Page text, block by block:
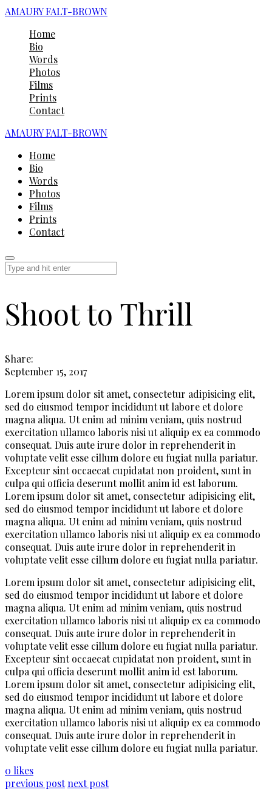
AMAURY FALT-BROWN
Home
Bio
Words
Photos
Films
Prints
Contact
AMAURY FALT-BROWN
Home
Bio
Words
Photos
Films
Prints
Contact
Shoot to Thrill
Share:
September 15, 2017
Lorem ipsum dolor sit amet, consectetur adipisicing elit,
sed do eiusmod tempor incididunt ut labore et dolore
magna aliqua. Ut enim ad minim veniam, quis nostrud
exercitation ullamco laboris nisi ut aliquip ex ea commodo
consequat. Duis aute irure dolor in reprehenderit in
voluptate velit esse cillum dolore eu fugiat nulla pariatur.
Excepteur sint occaecat cupidatat non proident, sunt in
culpa qui officia deserunt mollit anim id est laborum.
Lorem ipsum dolor sit amet, consectetur adipisicing elit,
sed do eiusmod tempor incididunt ut labore et dolore
magna aliqua. Ut enim ad minim veniam, quis nostrud
exercitation ullamco laboris nisi ut aliquip ex ea commodo
consequat. Duis aute irure dolor in reprehenderit in
voluptate velit esse cillum dolore eu fugiat nulla pariatur.
Lorem ipsum dolor sit amet, consectetur adipisicing elit,
sed do eiusmod tempor incididunt ut labore et dolore
magna aliqua. Ut enim ad minim veniam, quis nostrud
exercitation ullamco laboris nisi ut aliquip ex ea commodo
consequat. Duis aute irure dolor in reprehenderit in
voluptate velit esse cillum dolore eu fugiat nulla pariatur.
Excepteur sint occaecat cupidatat non proident, sunt in
culpa qui officia deserunt mollit anim id est laborum.
Lorem ipsum dolor sit amet, consectetur adipisicing elit,
sed do eiusmod tempor incididunt ut labore et dolore
magna aliqua. Ut enim ad minim veniam, quis nostrud
exercitation ullamco laboris nisi ut aliquip ex ea commodo
consequat. Duis aute irure dolor in reprehenderit in
voluptate velit esse cillum dolore eu fugiat nulla pariatur.
0 likes
previous postnext post